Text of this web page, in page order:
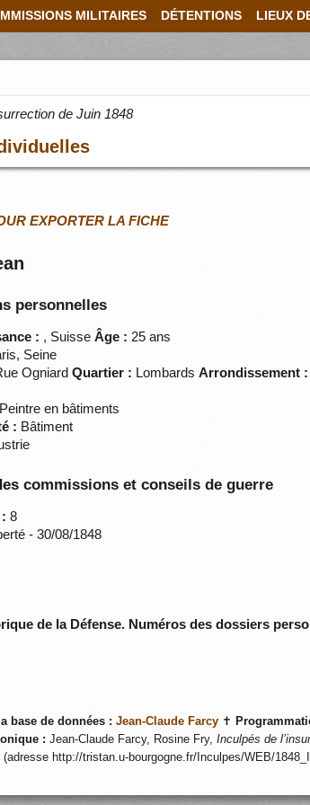
MILITAIRES DÉTENTIONS LIEUX
de Juin 1848
EXPORTER LA FICHE
personnelles
: , Suisse Âge : 25 ans
Seine
OgniardQuartier : LombardsArrondissement :
Peintre en bâtiments
: Bâtiment
commissions et conseils de guerre
8
- 30/08/1848
de la Défense. Numéros des dossiers
base de données : Jean-Claude Farcy✝
: Jean-Claude Farcy, Rosine Fry, Inculpés de
(adresse http://tristan.u-bourgogne.fr/Inculpes/WEB/